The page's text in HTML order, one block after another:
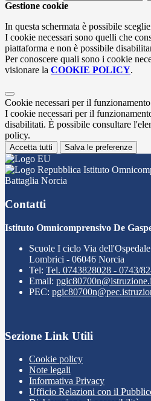
Gestione cookie
In questa schermata è possibile
I cookie necessari sono quelli che
piattaforma e non è possibile
Per conoscere quali sono i cookie
visionare la COOKIE POLICY.
Cookie necessari per il funzionamento
I cookie necessari per il
disabilitati. È possibile consultare
policy.
Accetta tutti Salva le preferenze
Istituto
Battaglia Norcia
Contatti
Istituto Omnicomprensivo De
Scuole I ciclo Via
Lombrici - 06046 Norcia
Tel: Tel. 0743828028 - 0743/
Email:
PEC:
Sezione Link Utili
Cookie policy
Note legali
Informativa Privacy
Ufficio Relazioni con il